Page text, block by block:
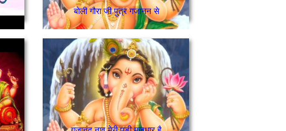
बोली गौरा जी पुत्र गजानन से